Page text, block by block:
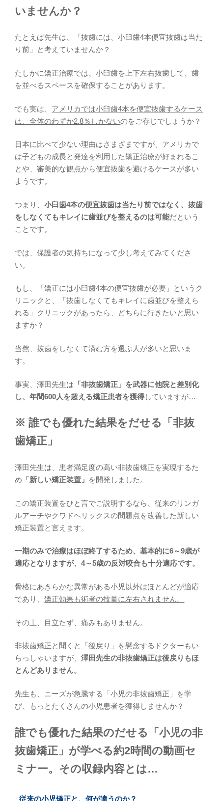
いませんか？
たとえば先生は、「抜歯には、小臼歯4本便宜抜歯は当た
り前」と考えていませんか？
たしかに矯正治療では、小臼歯を上下左右抜歯して、歯
を並べるスペースを確保することがあります。
でも実は、 アメリカでは小臼歯4本を便宜抜歯するケース
は、全体のわずか2.8％しかないのをご存じでしょうか？
日本に比べて少ない理由はさまざまですが、アメリカで
は子どもの成長と発達を利用した矯正治療が好まれるこ
とや、審美的な観点から便宜抜歯を避けるケースが多い
ようです。
つまり、小臼歯4本の便宜抜歯は当たり前ではなく、抜歯
をしなくてもキレイに歯並びを整えるのは可能だという
ことです。
では、保護者の気持ちになって少し考えてみてくださ
い。
もし、「矯正には小臼歯4本の便宜抜歯が必要」というク
リニックと、「抜歯しなくてもキレイに歯並びを整えら
れる」クリニックがあったら、どちらに行きたいと思い
ますか？
当然、抜歯をしなくて済む方を選ぶ人が多いと思いま
す。
事実、澤田先生は 「非抜歯矯正」を武器に他院と差別化
し、年間600人を超える矯正患者を獲得していますが…
※ 誰でも優れた結果をだせる「非抜
歯矯正」
澤田先生は、患者満足度の高い非抜歯矯正を実現するた
め 「新しい矯正装置」 を開発しました。
この矯正装置をひと言でご説明するなら、従来のリンガ
ルアーチやクワドヘリックスの問題点を改善した新しい
矯正装置と言えます。
一期のみで治療はほぼ終了するため、基本的に6～9歳が
適応となりますが、4～5歳の反対咬合も十分適応です。
骨格にあきらかな異常がある小児以外はほとんどが適応
であり、矯正効果も術者の技量に左右されません。
その上、目立たず、痛みもありません。
非抜歯矯正と聞くと「後戻り」を懸念するドクターもい
らっしゃいますが、澤田先生の非抜歯矯正は後戻りもほ
とんどありません。
先生も、ニーズが急騰する「小児の非抜歯矯正」を学
び、もっとたくさんの小児患者を獲得しませんか？
誰でも優れた結果のだせる「小児の非
抜歯矯正」が学べる約2時間の動画セ
ミナー。その収録内容とは…
従来の小児矯正と、何が違うのか？